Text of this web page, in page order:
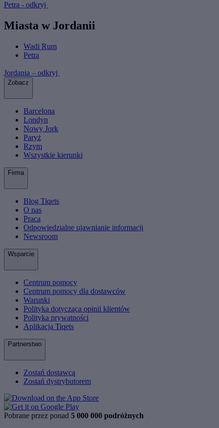
Petra - odkryj
Miasta w Jordanii
Wadi Rum
Petra
Jordania – odkryj
Zobacz
Barcelona
Londyn
Nowy Jork
Paryż
Rzym
Wszystkie kierunki
Firma
Blog Tiqets
O nas
Praca
Odpowiedzialne ujawnianie informacji
Newsroom
Wsparcie
Centrum pomocy
Centrum pomocy dla dostawców
Warunki
Polityka dotycząca opinii klientów
Polityka prywatności
Aplikacja Tiqets
Partnerstwo
Zostań dostawcą
Zostań dystrybutorem
Pobrane przez ponad 5 000 000 podróżnych